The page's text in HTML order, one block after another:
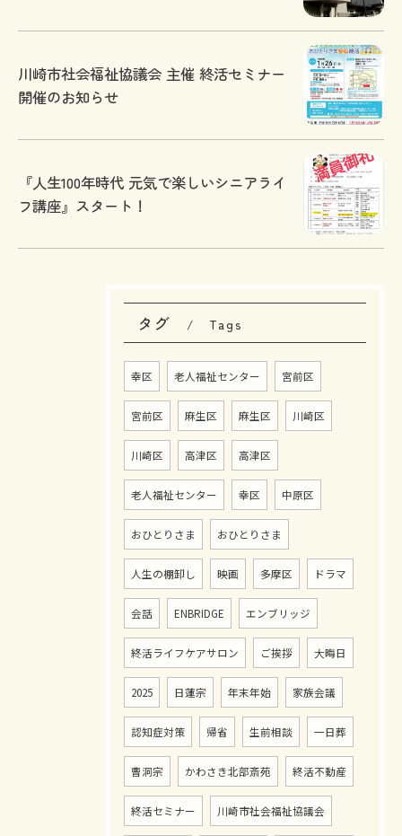
川崎市社会福祉協議会 主催 終活セミナー
開催のお知らせ
『人生100年時代 元気で楽しいシニアライ
フ講座』スタート！
タグ Tags
幸区 老人福祉センター 宮前区
宮前区 麻生区 麻生区 川崎区
川崎区 高津区 高津区
老人福祉センター 幸区 中原区
おひとりさま おひとりさま
人生の棚卸し 映画 多摩区 ドラマ
会話 ENBRIDGE エンブリッジ
終活ライフケアサロン ご挨拶 大晦日
2025 日蓮宗 年末年始 家族会議
認知症対策 帰省 生前相談 一日葬
曹洞宗 かわさき北部斎苑 終活不動産
終活セミナー 川崎市社会福祉協議会
お問い合わせ・ご相談はこちら